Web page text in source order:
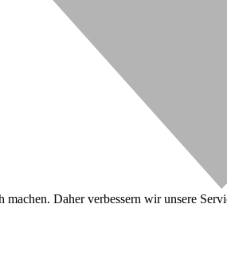
Daher verbessern wir unsere